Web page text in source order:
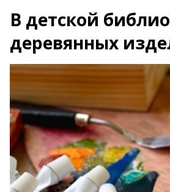
В детской
деревянных